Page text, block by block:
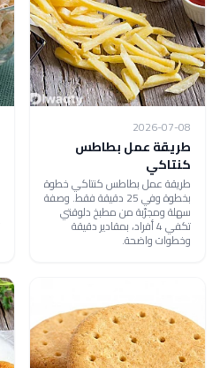
2026-07-08
طريقة عمل بطاطس
كنتاكي
طريقة عمل بطاطس كنتاكي خطوة
بخطوة وفي 25 دقيقة فقط. وصفة
سهلة ومجرّبة من مطبخ دلوقتي
تكفي 4 أفراد، بمقادير دقيقة
وخطوات واضحة.